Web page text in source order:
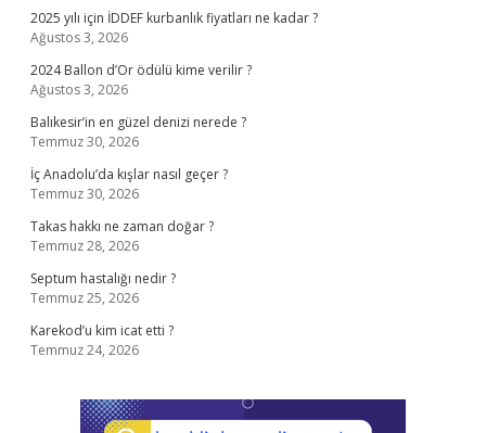
2025 yılı için İDDEF kurbanlık fiyatları ne kadar ?
Ağustos 3, 2026
2024 Ballon d’Or ödülü kime verilir ?
Ağustos 3, 2026
Balıkesir’in en güzel denizi nerede ?
Temmuz 30, 2026
İç Anadolu’da kışlar nasıl geçer ?
Temmuz 30, 2026
Takas hakkı ne zaman doğar ?
Temmuz 28, 2026
Septum hastalığı nedir ?
Temmuz 25, 2026
Karekod’u kim icat etti ?
Temmuz 24, 2026